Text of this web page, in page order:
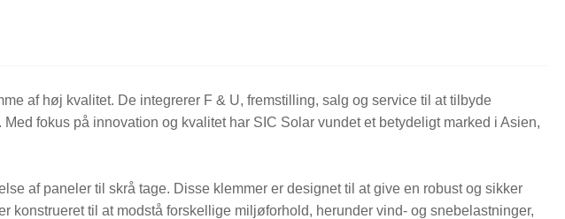
af høj kvalitet. De integrerer F & U, fremstilling, salg og service til at tilbyde
fokus på innovation og kvalitet har SIC Solar vundet et betydeligt marked i Asien,
af paneler til skrå tage. Disse klemmer er designet til at give en robust og sikker
til at modstå forskellige miljøforhold, herunder vind- og snebelastninger,